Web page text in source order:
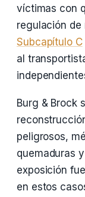
víctimas con
regulación de
Subcapítulo C
al
Burg & Brock
peligrosos,
quemaduras
exposición
en estos